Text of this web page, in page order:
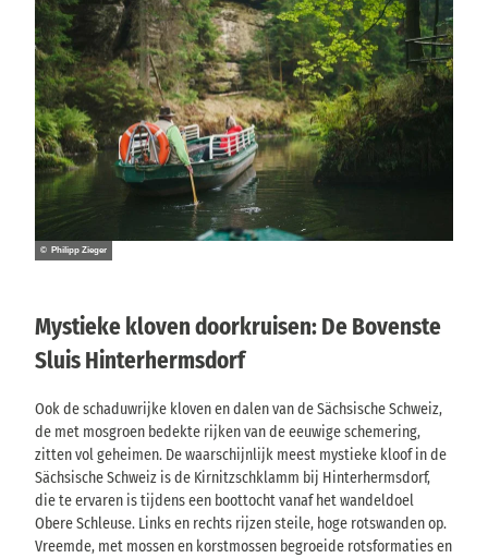
© Philipp Zieger
Mystieke kloven doorkruisen: De Bovenste
Sluis Hinterhermsdorf
Ook de schaduwrijke kloven en dalen van de Sächsische Schweiz,
de met mosgroen bedekte rijken van de eeuwige schemering,
zitten vol geheimen. De waarschijnlijk meest mystieke kloof in de
Sächsische Schweiz is de Kirnitzschklamm bij Hinterhermsdorf,
die te ervaren is tijdens een boottocht vanaf het wandeldoel
Obere Schleuse. Links en rechts rijzen steile, hoge rotswanden op.
Vreemde, met mossen en korstmossen begroeide rotsformaties en